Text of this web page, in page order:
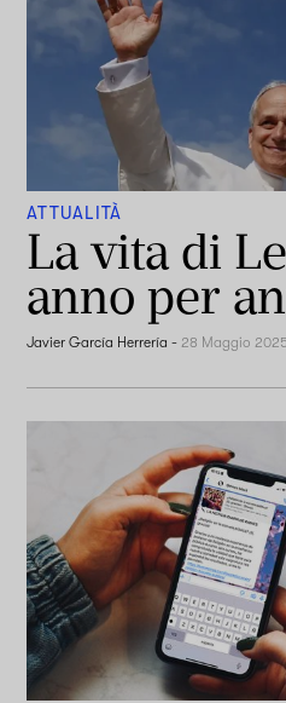
ATTUALITÀ
La vita di
anno per
Javier García Herrería -28 Maggio 2025